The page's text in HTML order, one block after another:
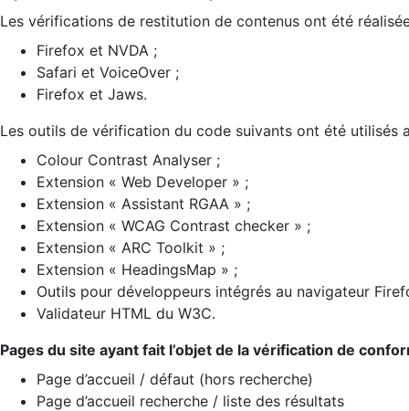
Les vérifications de restitution de contenus ont été
Firefox et NVDA ;
Safari et VoiceOver ;
Firefox et Jaws.
Les outils de vérification du code suivants ont été utilisés
Colour Contrast Analyser ;
Extension « Web Developer » ;
Extension « Assistant RGAA » ;
Extension « WCAG Contrast checker » ;
Extension « ARC Toolkit » ;
Extension « HeadingsMap » ;
Outils pour développeurs intégrés au navigateur
Validateur HTML du W3C.
Pages du site ayant fait l’objet de la vérification de
Page d’accueil / défaut (hors recherche)
Page d’accueil recherche / liste des résultats